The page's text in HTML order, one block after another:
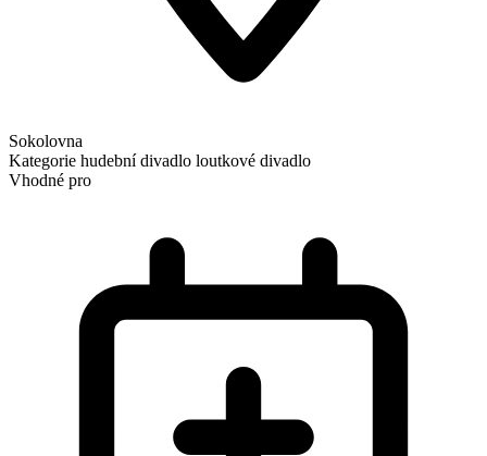
Sokolovna
Kategorie hudební divadlo loutkové divadlo
Vhodné pro